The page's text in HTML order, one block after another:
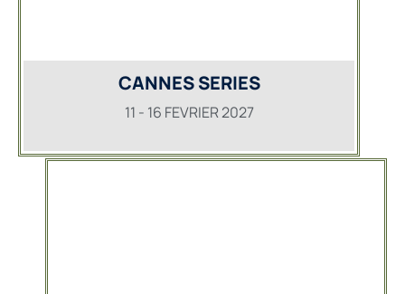
CANNES SERIES
11 - 16 FEVRIER 2027